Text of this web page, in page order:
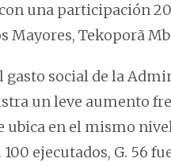
una participación
Tekoporã
social de la
un leve aumento
ubica en el mismo
ejecutados, G. 56